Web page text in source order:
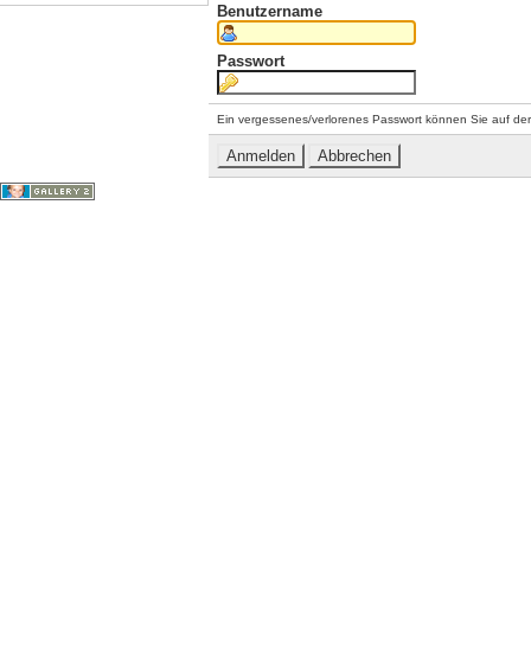
Benutzername
Passwort
Ein vergessenes/verlorenes Passwort können Sie auf